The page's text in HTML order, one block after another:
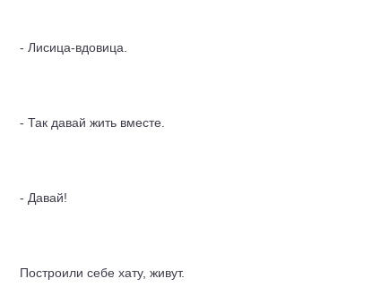
- Лисица-вдовица.
- Так давай жить вместе.
- Давай!
Построили себе хату, живут.